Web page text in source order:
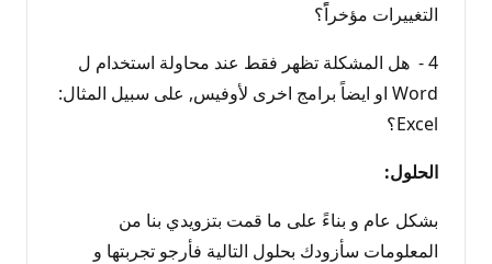
التغييرات مؤخراًً؟
4 - هل المشكلة تظهر فقط عند محاولة استخدام ل
Word او ايضاً برامج اخرى لأوفيس, على سبيل المثال:
Excel؟
الحلول:
بشكل عام و بناءً على ما قمت بتزويدي بنا من
المعلومات سأزودك بحلول التالية فأرجو تجربتها و